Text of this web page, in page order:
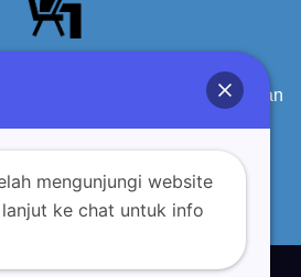
Sekolah Kayu Berkualitas dan
terpercaya
mengunjungi website
ke chat untuk info